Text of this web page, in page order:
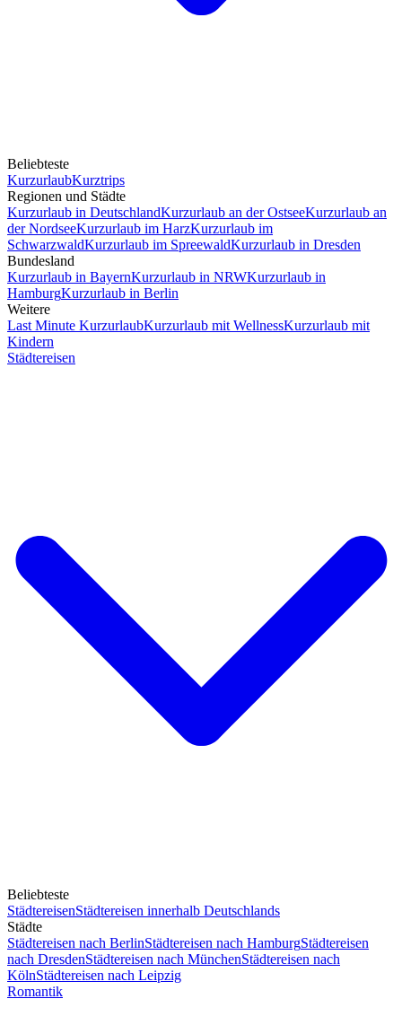
Beliebteste
KurzurlaubKurztrips
Regionen und Städte
Kurzurlaub in DeutschlandKurzurlaub an der OstseeKurzurlaub an
der NordseeKurzurlaub im HarzKurzurlaub im
SchwarzwaldKurzurlaub im SpreewaldKurzurlaub in Dresden
Bundesland
Kurzurlaub in BayernKurzurlaub in NRWKurzurlaub in
HamburgKurzurlaub in Berlin
Weitere
Last Minute KurzurlaubKurzurlaub mit WellnessKurzurlaub mit
Kindern
Städtereisen
Beliebteste
StädtereisenStädtereisen innerhalb Deutschlands
Städte
Städtereisen nach BerlinStädtereisen nach HamburgStädtereisen
nach DresdenStädtereisen nach MünchenStädtereisen nach
KölnStädtereisen nach Leipzig
Romantik